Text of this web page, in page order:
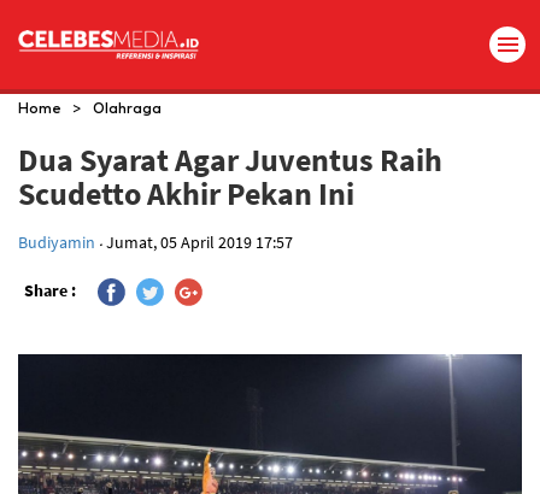
Home > Olahraga
Dua Syarat Agar Juventus Raih
Scudetto Akhir Pekan Ini
Budiyamin .Jumat, 05 April 2019 17:57
Share :